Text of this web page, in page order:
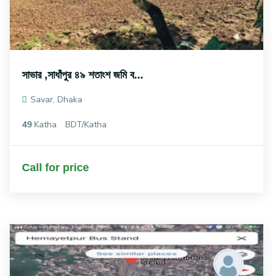
সাভার ,সাধাঁপুর ৪৯ শতাংশ জমি ব...
Savar, Dhaka
49 Katha BDT/Katha
Call for price